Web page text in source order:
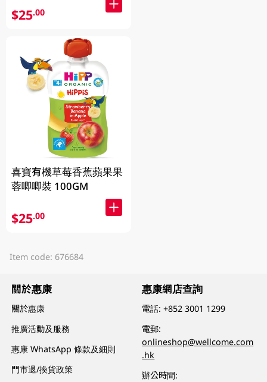
$25.00
喜寶有機草莓香蕉蘋果果
蓉唧唧裝 100GM
$25.00
Item code: 676684
關於惠康
關於惠康
推廣活動及服務
惠康 WhatsApp 條款及細則
門市退/換貨政策
惠康網店查詢
電話:+852 3001 1299
電郵:
onlineshop@wellcome.com
.hk
辦公時間: